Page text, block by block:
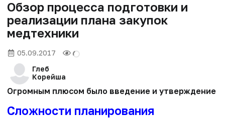
Обзор процесса подготовки и
реализации плана закупок
медтехники
05.09.2017
Глеб
Корейша
Огромным плюсом было введение и утверждение
Сложности планирования